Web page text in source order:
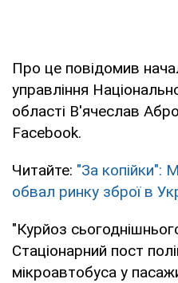
Про це повідомив
управління
області В'ячеслав
Facebook.
Читайте: "За копійки":
обвал ринку зброї в
"Курйоз
Стаціонарний пост
мікроавтобуса у